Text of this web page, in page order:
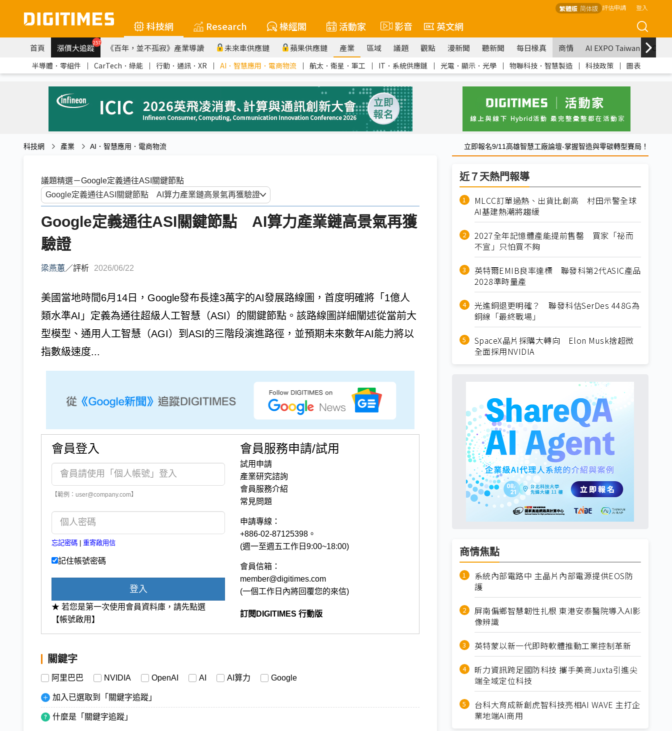
繁體版 简体版 評估申請 登入
科技網 Research 椽經閣 活動家 影音 英文網
首頁 漲價大追蹤257 《百年，並不孤寂》產業導讀 未來車供應鏈 蘋果供應鏈 產業 區域 議題 觀點 漫新聞 聽新聞 每日椽真 商情 AI EXPO Taiwan
半導體．零組件 ｜ CarTech．綠能 ｜ 行動．通訊．XR ｜ AI．智慧應用．電商物流 ｜ 航太．衛星．軍工 ｜ IT．系統供應鏈 ｜ 光電．顯示．光學 ｜ 物聯科技．智慧製造 ｜ 科技政策 ｜ 圖表
科技網 產業 AI．智慧應用．電商物流 立即報名9/11高雄智慧工廠論壇-掌握智造與零碳轉型賽局！
議題精選－Google定義通往ASI關鍵節點
Google定義通往ASI關鍵節點 AI算力產業鏈高景氣再獲
驗證
梁燕蕙 ／評析 2026/06/22
美國當地時間6月14日，Google發布長達3萬字的AI發展路線圖，首度明確將「1億人
類水準AI」定義為通往超級人工智慧（ASI）的關鍵節點。該路線圖詳細闡述從當前大
型模型、通用人工智慧（AGI）到ASI的三階段演進路徑，並預期未來數年AI能力將以
指數級速度...
會員登入
【範例：user@company.com】
忘記密碼 重寄啟用信
記住帳號密碼
登入
★ 若您是第一次使用會員資料庫，請先點選
【帳號啟用】
會員服務申請/試用
試用申請
產業研究諮詢
會員服務介紹
常見問題
申請專線：
+886-02-87125398。
(週一至週五工作日9:00~18:00)
會員信箱：
member@digitimes.com
(一個工作日內將回覆您的來信)
訂閱DIGITIMES 行動版
關鍵字
阿里巴巴 NVIDIA OpenAI AI AI算力 Google
加入已選取到「關鍵字追蹤」
什麼是「關鍵字追蹤」
近７天熱門報導
MLCC訂單過熱、出貨比創高 村田示警全球
AI基建熱潮將趨緩
2027全年記憶體產能提前售罄 買家「祕而
不宣」只怕買不夠
英特爾EMIB良率達標 聯發科第2代ASIC產品
2028準時量產
光進銅退更明確？ 聯發科估SerDes 448G為
銅線「最終戰場」
SpaceX晶片採購大轉向 Elon Musk捨超微
全面採用NVIDIA
商情焦點
系統內部電路中 主晶片內部電源提供EOS防
護
屏南偏鄉智慧韌性扎根 東港安泰醫院導入AI影
像辨識
英特蒙以新一代即時軟體推動工業控制革新
昕力資訊跨足國防科技 攜手美商Juxta引進尖
端全域定位科技
台科大育成新創虎智科技亮相AI WAVE 主打企
業地端AI商用